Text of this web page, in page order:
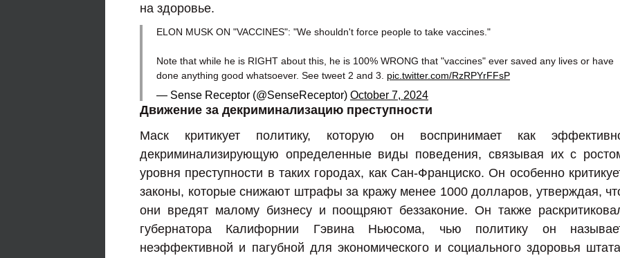
на здоровье.
ELON MUSK ON "VACCINES": "We shouldn't force people to take vaccines."
Note that while he is RIGHT about this, he is 100% WRONG that "vaccines" ever saved any lives or have
done anything good whatsoever. See tweet 2 and 3. pic.twitter.com/RzRPYrFFsP
— Sense Receptor (@SenseReceptor) October 7, 2024
Движение за декриминализацию преступности
Маск критикует политику, которую он воспринимает как
декриминализирующую определенные виды поведения, связывая их с
уровня преступности в таких городах, как Сан-Франциско. Он особенно
законы, которые снижают штрафы за кражу менее 1000 долларов, утверждая,
они вредят малому бизнесу и поощряют беззаконие. Он также
губернатора Калифорнии Гэвина Ньюсома, чью политику он
неэффективной и пагубной для экономического и социального здоровья